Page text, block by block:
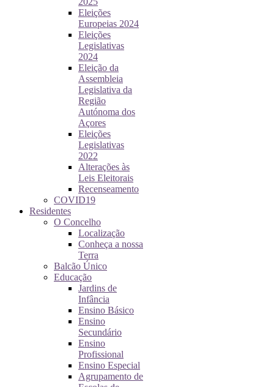
Eleições
Europeias 2024
Eleições
Legislativas
2024
Eleição da
Assembleia
Legislativa da
Região
Autónoma dos
Açores
Eleições
Legislativas
2022
Alterações às
Leis Eleitorais
Recenseamento
COVID19
Residentes
O Concelho
Localização
Conheça a nossa
Terra
Balcão Único
Educação
Jardins de
Infância
Ensino Básico
Ensino
Secundário
Ensino
Profissional
Ensino Especial
Agrupamento de